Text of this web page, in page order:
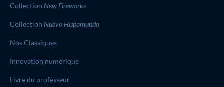
Collection New Fireworks
Collection Nuevo Hispamundo
Nos Classiques
Innovation numérique
Livre du professeur